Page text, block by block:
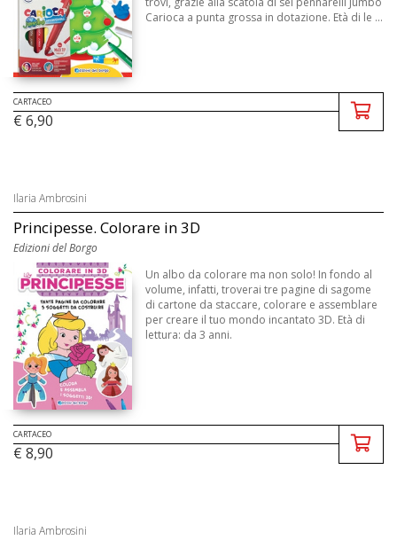
Carioca a punta grossa in dotazione. Età di le ...
CARTACEO
€ 6,90
Ilaria Ambrosini
Principesse. Colorare in 3D
Edizioni del Borgo
Un albo da colorare ma non solo! In fondo al
volume, infatti, troverai tre pagine di sagome
di cartone da staccare, colorare e assemblare
per creare il tuo mondo incantato 3D. Età di
lettura: da 3 anni.
CARTACEO
€ 8,90
Ilaria Ambrosini